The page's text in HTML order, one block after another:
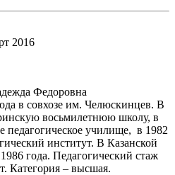
2016
Федоровна
в совхозе им. Челюскинцев. В
восьмилетнюю школу, в
педагогическое училище, в 1982
институт. В Казанской
года. Педагогический стаж
Категория – высшая.